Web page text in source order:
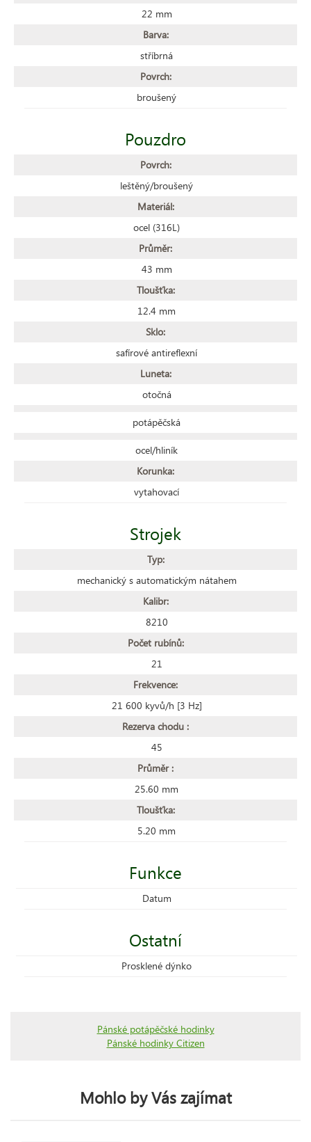
22 mm
Barva:
stříbrná
Povrch:
broušený
Pouzdro
Povrch:
leštěný/broušený
Materiál:
ocel (316L)
Průměr:
43 mm
Tloušťka:
12.4 mm
Sklo:
safírové antireflexní
Luneta:
otočná
potápěčská
ocel/hliník
Korunka:
vytahovací
Strojek
Typ:
mechanický s automatickým nátahem
Kalibr:
8210
Počet rubínů:
21
Frekvence:
21 600 kyvů/h [3 Hz]
Rezerva chodu :
45
Průměr :
25.60 mm
Tloušťka:
5.20 mm
Funkce
Datum
Ostatní
Prosklené dýnko
Pánské potápěčské hodinky
Pánské hodinky Citizen
Mohlo by Vás zajímat